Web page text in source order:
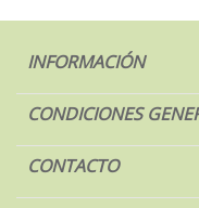
INFORMACIÓN
CONDICIONES
CONTACTO